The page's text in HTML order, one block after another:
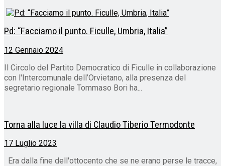
Pd: “Facciamo il punto. Ficulle, Umbria, Italia”
12 Gennaio 2024
Il Circolo del Partito Democratico di Ficulle in collaborazione
con l'Intercomunale dell’Orvietano, alla presenza del
segretario regionale Tommaso Bori ha...
Torna alla luce la villa di Claudio Tiberio Termodonte
17 Luglio 2023
Era dalla fine dell'ottocento che se ne erano perse le tracce,